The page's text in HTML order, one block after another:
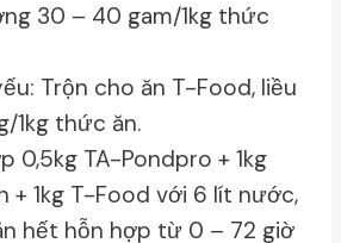
30 – 40 gam/1kg thức
Trộn cho ăn T-Food, liều
1kg thức ăn.
0,5kg TA-Pondpro + 1kg
+ 1kg T-Food với 6 lít nước,
hết hỗn hợp từ 0 – 72 giờ